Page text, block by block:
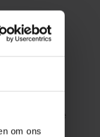
om ons
massage